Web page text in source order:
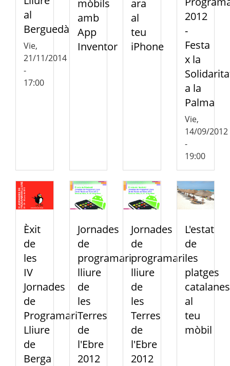
al
Berguedà
Vie,
21/11/2014
-
17:00
mòbils
amb
App
Inventor
ara
al
teu
iPhone
2012
-
Festa
x la
a la
Palma
Vie,
14/09/2012
-
19:00
Èxit
de
les
IV
Jornades
de
Programari
Lliure
de
Berga
Jornades
de
programari
lliure
de
les
Terres
de
l'Ebre
2012
Jornades
de
programari
lliure
de
les
Terres
de
l'Ebre
2012
L'estat
de
les
platges
al
teu
mòbil